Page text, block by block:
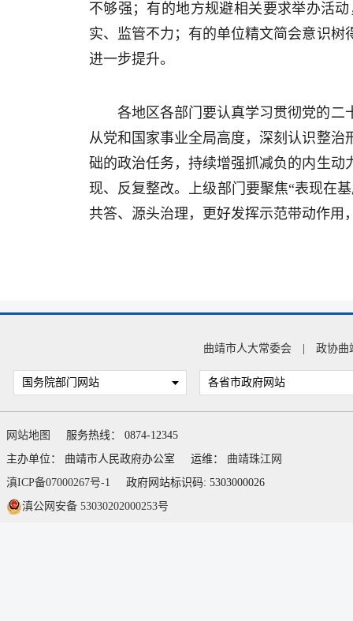
不够强；有的地方规避相关要求举办活
实、监管不力；有的单位精文简会意识
进一步提升。
各地区各部门要认真学习贯彻党的二
从党和国家事业全局高度，深刻认识整
础的政治任务，持续增强抓减负的内生
现、反复整改。上级部门要聚焦“表现在
共答、源头治理，更好发挥示范带动作用
曲靖市人大常委会 政协曲
国务院部门网站 各省市政府网站
网站地图
服务热线： 0874-12345
主办单位： 曲靖市人民政府办公室
运维： 曲靖珠江网
滇ICP备07000267号-1
政府网站标识码: 5303000026
滇公网安备 53030202000253号